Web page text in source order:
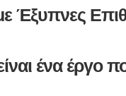
Έξυπνες
ένα έργο